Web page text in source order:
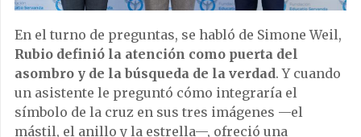
En el turno de preguntas, se habló de Simone Weil,
Rubio definió la atención como puerta del
asombro y de la búsqueda de la verdad. Y cuando
un asistente le preguntó cómo integraría el
símbolo de la cruz en sus tres imágenes —el
mástil, el anillo y la estrella—, ofreció una